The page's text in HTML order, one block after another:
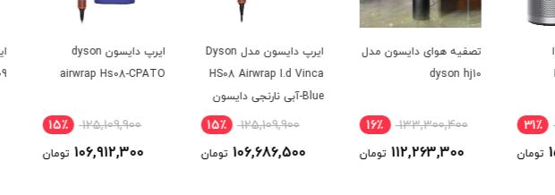
تصفیه هوای دایسون مدل
dyson hj10
133,300,400 16٪
112,263,300 تومان
ایرپ دایسون مدل Dyson
HS08 Airwrap I.d Vinca
Blue-آبی نارنجی دایسون
125,109,900 15٪
106,686,500 تومان
ایرپ دایسون dyson
airwrap Hs08-CPATO
125,109,900 15٪
106,912,300 تومان